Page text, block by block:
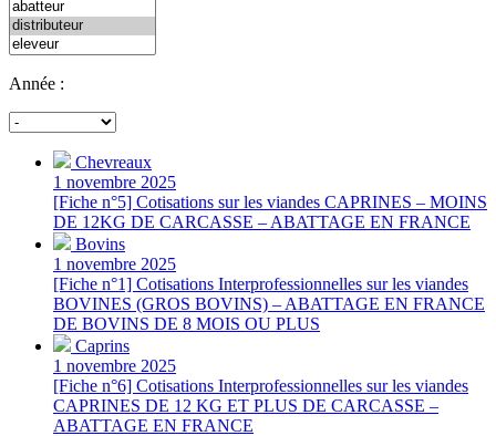
Année :
Chevreaux
1 novembre 2025
[Fiche n°5] Cotisations sur les viandes CAPRINES – MOINS
DE 12KG DE CARCASSE – ABATTAGE EN FRANCE
Bovins
1 novembre 2025
[Fiche n°1] Cotisations Interprofessionnelles sur les viandes
BOVINES (GROS BOVINS) – ABATTAGE EN FRANCE
DE BOVINS DE 8 MOIS OU PLUS
Caprins
1 novembre 2025
[Fiche n°6] Cotisations Interprofessionnelles sur les viandes
CAPRINES DE 12 KG ET PLUS DE CARCASSE –
ABATTAGE EN FRANCE